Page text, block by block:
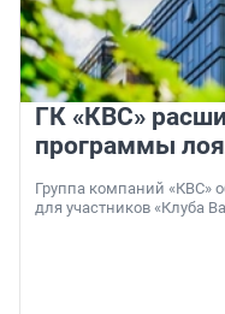
ГК «КВС»
программы
Группа компаний «КВС»
для участников «Клуба